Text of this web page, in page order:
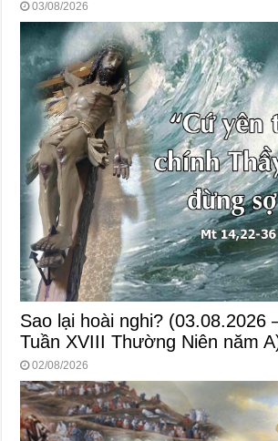
03/08/2026
Sao lại hoài nghi? (03.08.2026
Tuần XVIII Thường Niên năm
02/08/2026